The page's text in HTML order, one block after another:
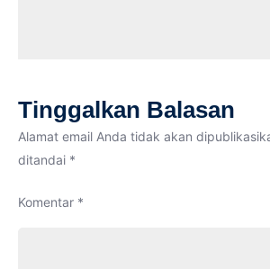
MADRASAH
ONLINE
Tinggalkan Balasan
Alamat email Anda tidak akan
ditandai *
Komentar *